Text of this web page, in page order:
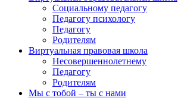
Социальному педагогу
Педагогу психологу
Педагогу
Родителям
Виртуальная правовая школа
Несовершеннолетнему
Педагогу
Родителям
Мы с тобой – ты с нами